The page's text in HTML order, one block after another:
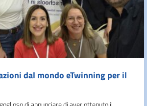
dal mondo eTwinning per il